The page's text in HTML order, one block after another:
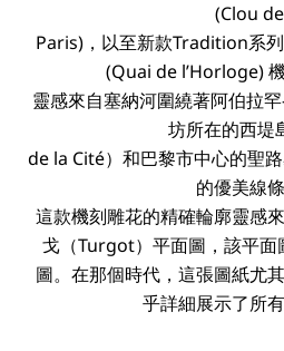
(Clou de
Paris)，以至新款Tradition系
(Quai de l’Horloge)
靈感來自塞納河圍繞著阿伯拉
坊所在的西堤
de la Cité）和巴黎市中心的聖
的優美線條
這款機刻雕花的精確輪廓靈感
戈（Turgot）平面圖，該平面
圖。在那個時代，這張圖紙尤
乎詳細展示了所有